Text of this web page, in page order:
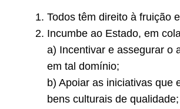
Todos têm direito à fruição
Incumbe ao Estado, em
a) Incentivar e assegurar o
em tal domínio;
b) Apoiar as iniciativas que
bens culturais de qualidade;